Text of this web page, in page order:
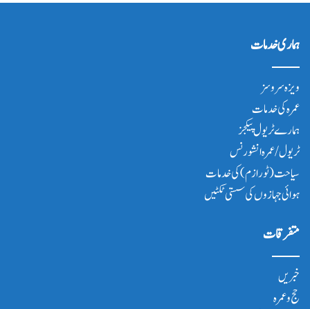
ہماری خدمات
ویزہ سروسز
عمرہ کی خدمات
ہمارے ٹریول پیکجز
ٹریول/عمرہ انشورنس
سیاحت(ٹورازم) کی خدمات
ہوائی جہازوں کی سستی ٹکٹیں
متفرقات
خبریں
حج و عمرہ